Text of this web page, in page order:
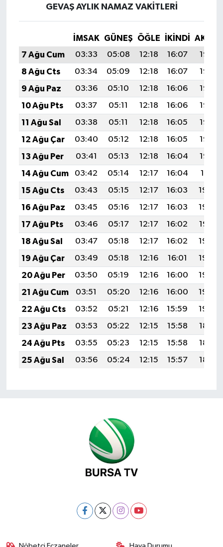
GEVAŞ AYLIK NAMAZ VAKITLERI
İMSAK GÜNEŞ ÖĞLE İKINDI
7 Ağu Cum
03:33 05:08 12:18 16:07
19:19
8 Ağu Cts
03:34 05:09 12:18 16:07
19:18
9 Ağu Paz
03:36 05:10 12:18 16:06
19:17
10 Ağu Pts
03:37 05:11 12:18 16:06
19:16
11 Ağu Sal
03:38 05:11 12:18 16:05
19:14
12 Ağu Çar
03:40 05:12 12:18 16:05
19:13
13 Ağu Per
03:41 05:13 12:18 16:04
19:12
14 Ağu Cum
03:42 05:14 12:17 16:04
19:11
15 Ağu Cts
03:43 05:15 12:17 16:03
19:09
16 Ağu Paz
03:45 05:16 12:17 16:03
19:08
17 Ağu Pts
03:46 05:17 12:17 16:02
19:07
18 Ağu Sal
03:47 05:18 12:17 16:02
19:06
19 Ağu Çar
03:49 05:18 12:16 16:01
19:04
20 Ağu Per
03:50 05:19 12:16 16:00
19:03
21 Ağu Cum
03:51 05:20 12:16 16:00
19:02
22 Ağu Cts
03:52 05:21 12:16 15:59
19:00
23 Ağu Paz
03:53 05:22 12:15 15:58
18:59
24 Ağu Pts
03:55 05:23 12:15 15:58
18:57
25 Ağu Sal
03:56 05:24 12:15 15:57 18:56
Nöbetçi Eczaneler Hava Durumu